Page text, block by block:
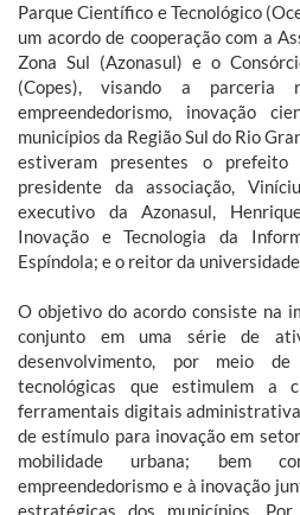
Parque Científico e Tecnológico
um acordo de cooperação com a
Zona Sul (Azonasul) e o
(Copes), visando a parceria
empreendedorismo, inovação
municípios da Região Sul do Rio
estiveram presentes o prefeito
presidente da associação,
executivo da Azonasul,
Inovação e Tecnologia da
Espíndola; e o reitor da
O objetivo do acordo consiste na
conjunto em uma série de
desenvolvimento, por meio
tecnológicas que estimulem a
ferramentais digitais
de estímulo para inovação em
mobilidade urbana; bem
empreendedorismo e à inovação